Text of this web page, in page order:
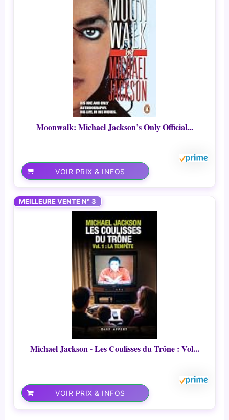
Moonwalk: Michael Jackson’s Only Official...
VOIR PRIX & INFOS
MEILLEURE VENTE N° 3
Michael Jackson - Les Coulisses du Trône : Vol...
VOIR PRIX & INFOS